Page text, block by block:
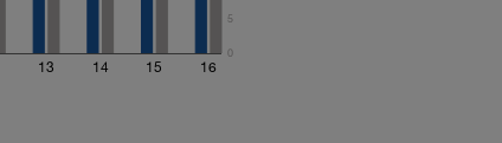
13 14 15 16
0
5